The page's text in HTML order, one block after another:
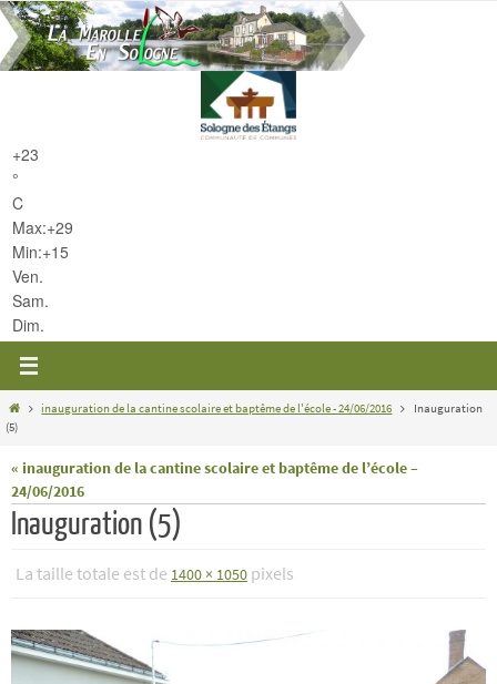
Passer
vers
le
+23
°
C
Max:+29
Min:+15
Ven.
Sam.
Dim.
Homeinauguration de la cantine scolaire et baptême de l'école - 24/06/2016
Inauguration
(5)
« inauguration de la cantine scolaire et baptême de l’école –
24/06/2016
Inauguration (5)
La taille totale est de 1400 × 1050 pixels